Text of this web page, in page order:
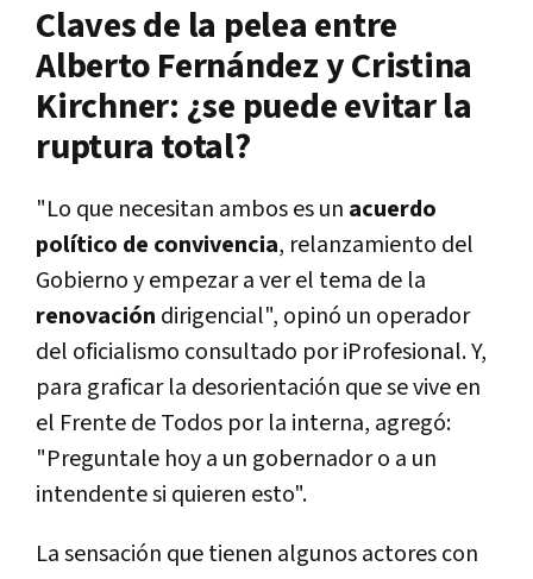
Claves de la pelea entre
Alberto Fernández y Cristina
Kirchner: ¿se puede evitar la
ruptura total?
"Lo que necesitan ambos es un acuerdo
político de convivencia, relanzamiento del
Gobierno y empezar a ver el tema de la
renovación dirigencial", opinó un operador
del oficialismo consultado por iProfesional. Y,
para graficar la desorientación que se vive en
el Frente de Todos por la interna, agregó:
"Preguntale hoy a un gobernador o a un
intendente si quieren esto".
La sensación que tienen algunos actores con